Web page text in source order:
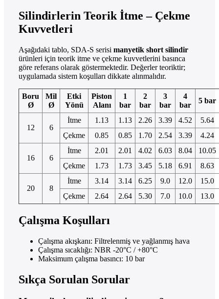
Silindirlerin Teorik İtme – Çekme
Kuvvetleri
Aşağıdaki tablo, SDA-S serisi manyetik short silindir
ürünleri için teorik itme ve çekme kuvvetlerini basınca
göre referans olarak göstermektedir. Değerler teoriktir;
uygulamada sistem koşulları dikkate alınmalıdır.
Boru
Ø
Mil
Ø
Etki
Yönü
Piston
Alanı
1
bar
2
bar
3
bar
4
bar
5 bar
12 6
İtme 1.13 1.13 2.26 3.39 4.52
5.64
Çekme
0.85 0.85 1.70 2.54 3.39 4.24
16 6
İtme 2.01 2.01 4.02 6.03 8.04
10.05
Çekme
1.73 1.73 3.45 5.18 6.91 8.63
20 8
İtme 3.14 3.14 6.25 9.0 12.0
15.0
Çekme
2.64 2.64 5.30 7.0 10.0 13.0
Çalışma Koşulları
Çalışma akışkanı: Filtrelenmiş ve yağlanmış hava
Çalışma sıcaklığı: NBR -20°C / +80°C
Maksimum çalışma basıncı: 10 bar
Sıkça Sorulan Sorular